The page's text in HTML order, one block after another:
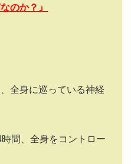
のか？』
全身に巡っている神経
時間、全身をコントロー